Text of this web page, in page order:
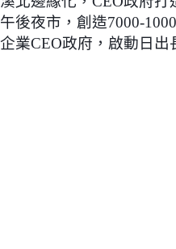
午後夜市，創造7000-
企業CEO政府，啟動日出